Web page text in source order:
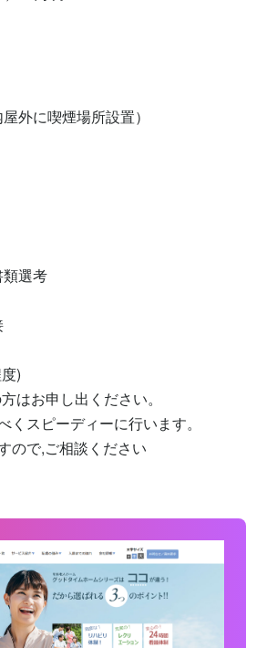
外に喫煙場所設置）
選考
)
はお申し出ください。
くスピーディーに行います。
ので,ご相談ください